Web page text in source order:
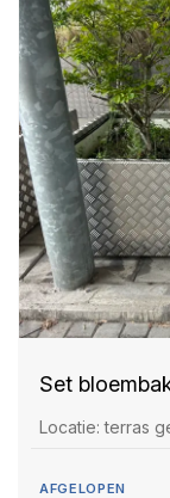
Set
Locatie: terras
AFGELOPEN